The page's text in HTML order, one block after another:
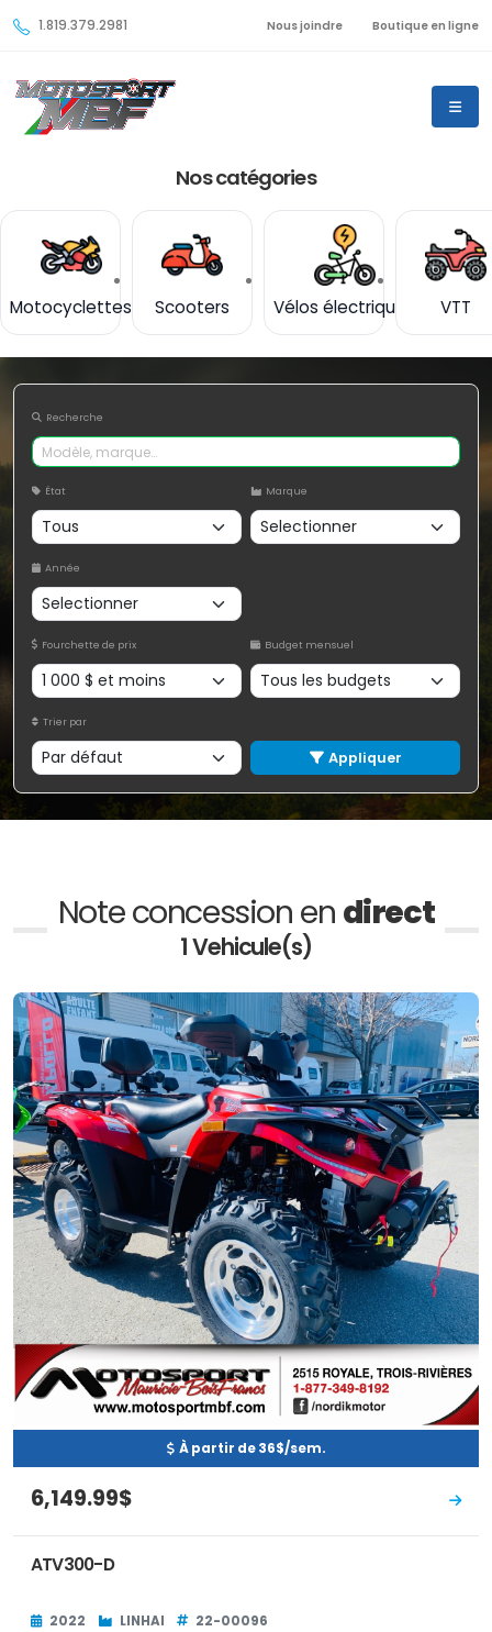
1.819.379.2981 Nous joindre Boutique en ligne
Nos catégories
Motocyclettes Scooters Vélos électriques VTT
Recherche
État Marque
Année
Fourchette de prix Budget mensuel
Trier par
Appliquer
Note concession en direct
1 Vehicule(s)
EN INVENTAIRE Neuf
À partir de 36$/sem.
6,149.99$
ATV300-D
2022 LINHAI 22-00096